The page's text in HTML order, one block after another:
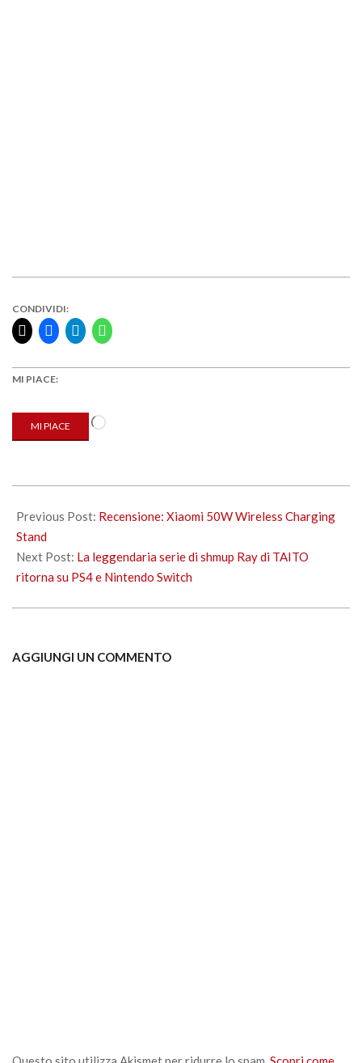
CONDIVIDI:
MI PIACE:
MI PIACE
Caricamento
08-
01
Previous Post: Recensione: Xiaomi 50W Wireless Charging
Stand
Next Post: La leggendaria serie di shmup Ray di TAITO
ritorna su PS4 e Nintendo Switch
AGGIUNGI UN COMMENTO